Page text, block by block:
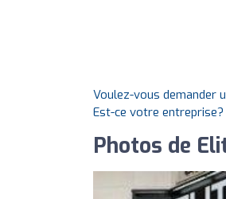
Voulez-vous demander
Est-ce votre
Photos de